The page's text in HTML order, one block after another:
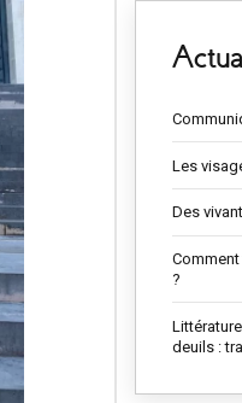
Les
Des
?
deuils :